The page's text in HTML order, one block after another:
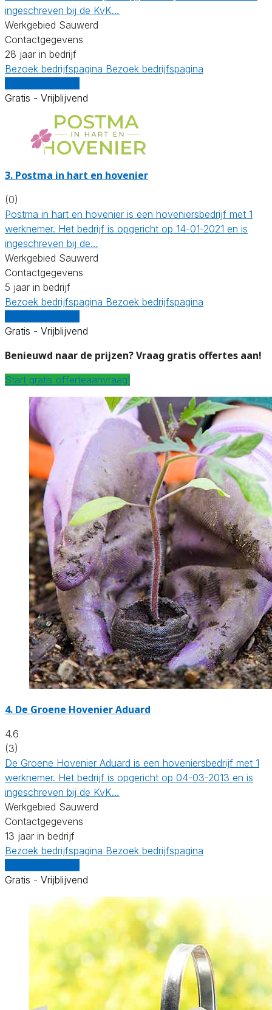
ingeschreven bij de KvK…
Werkgebied Sauwerd
Contactgegevens
28 jaar in bedrijf
Bezoek bedrijfspagina Bezoek bedrijfspagina
Gratis - Vrijblijvend
3. Postma in hart en hovenier
(0)
Postma in hart en hovenier is een hoveniersbedrijf met 1
werknemer. Het bedrijf is opgericht op 14-01-2021 en is
ingeschreven bij de…
Werkgebied Sauwerd
Contactgegevens
5 jaar in bedrijf
Bezoek bedrijfspagina Bezoek bedrijfspagina
Gratis - Vrijblijvend
Benieuwd naar de prijzen? Vraag gratis offertes aan!
Start gratis offerteaanvraag!
4. De Groene Hovenier Aduard
4.6
(3)
De Groene Hovenier Aduard is een hoveniersbedrijf met 1
werknemer. Het bedrijf is opgericht op 04-03-2013 en is
ingeschreven bij de KvK…
Werkgebied Sauwerd
Contactgegevens
13 jaar in bedrijf
Bezoek bedrijfspagina Bezoek bedrijfspagina
Gratis - Vrijblijvend